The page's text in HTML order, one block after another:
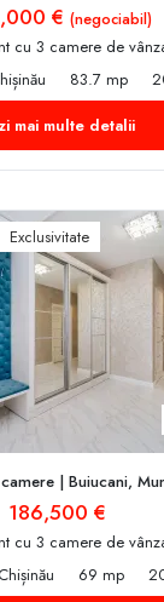
€ (negociabil)
cu 3 camere de
83.7 mp
mai multe detalii
Exclusivitate
| Buiucani,
186,500 €
cu 3 camere de
69 mp